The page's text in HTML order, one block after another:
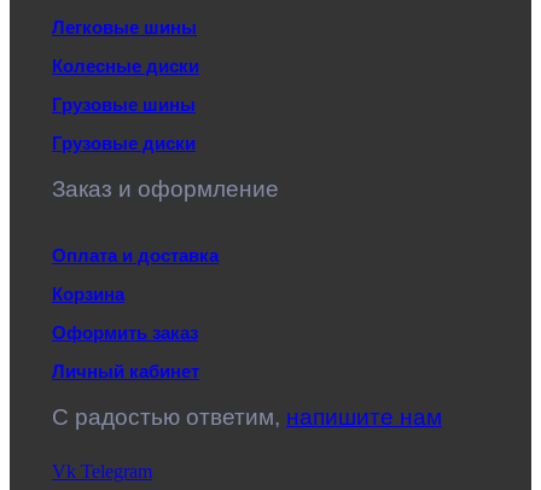
Легковые шины
Колесные диски
Грузовые шины
Грузовые диски
Заказ и оформление
Оплата и доставка
Корзина
Оформить заказ
Личный кабинет
C радостью ответим, напишите нам
Vk Telegram